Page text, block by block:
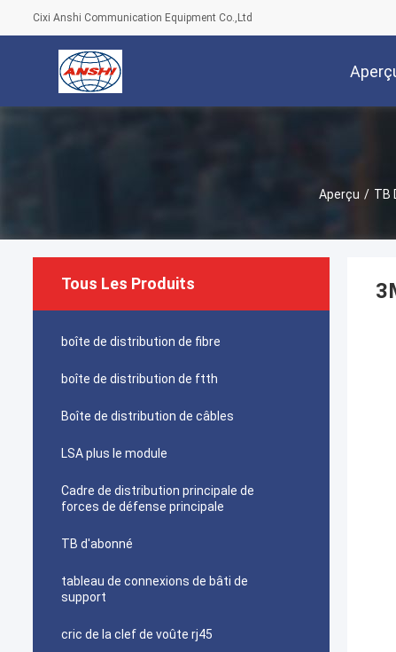
Cixi Anshi Communication Equipment Co.,Ltd
Aperçu / TB
Tous Les Produits
boîte de distribution de fibre
boîte de distribution de ftth
Boîte de distribution de câbles
LSA plus le module
Cadre de distribution principale de
forces de défense principale
TB d'abonné
tableau de connexions de bâti de
support
cric de la clef de voûte rj45